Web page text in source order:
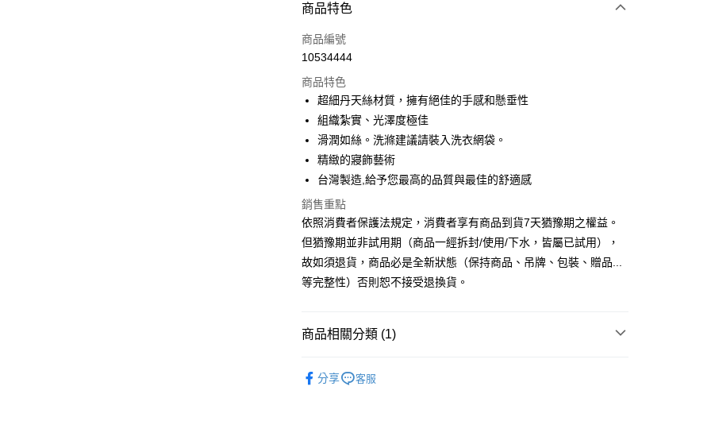
付款方式
信用卡一次付款
3 期 0 利率 每期 NT$493
合作金庫商業銀行
華南商業銀行
彰化商業銀行
國泰世華商業銀行
臺灣中小企業銀行
台中商業銀行
匯豐（台灣）商業銀行
聯邦商業銀行
遠東國際商業銀行
玉山商業銀行
星展（台灣）商業銀行
台新國際商業銀行
中國信託商業銀行
台灣樂天信用卡公司
6 期 0 利率 每期NT$246
合作金庫商業銀行
第一商業銀行
華南商業銀行
上海商業儲蓄銀行
台北富邦商業銀行
臺灣中小企業銀行
匯豐（台灣）商業銀行
華泰商業銀行
聯邦商業銀行
遠東國際商業銀行
元大商業銀行
永豐商業銀行
台新國際商業銀行
LINE Pay
Apple Pay
悠遊付
ATM付款
非床墊商品，一般宅配
商品特色
商品編號
10534444
商品特色
超細丹天絲材質，擁有絕佳的手感和懸垂性
組織紮實、光澤度極佳
滑潤如絲。洗滌建議請裝入洗衣網袋。
精緻的寢飾藝術
台灣製造,給予您最高的品質與最佳的舒適感
銷售重點
依照消費者保護法規定，消費者享有商品到貨7天猶豫期之權益。
但猶豫期並非試用期（商品一經拆封/使用/下水，皆屬已試用），
故如須退貨，商品必是全新狀態（保持商品、吊牌、包裝、贈品...
等完整性）否則恕不接受退換貨。
商品相關分類 (1)
分享
客服